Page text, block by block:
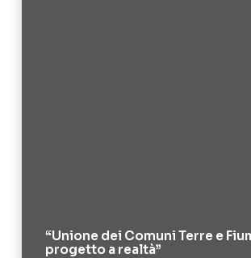
“Unione dei Comuni Terre e
progetto a realtà”